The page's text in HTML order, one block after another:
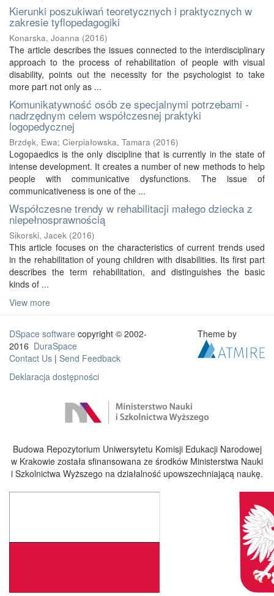
Kierunki poszukiwań teoretycznych i praktycznych w
zakresie tyflopedagogiki
Konarska, Joanna (2016)
The article describes the issues connected to the interdisciplinary
approach to the process of rehabilitation of people with visual
disability, points out the necessity for the psychologist to take
more part not only as ...
Komunikatywność osób ze specjalnymi potrzebami -
nadrzędnym celem współczesnej praktyki
logopedycznej
Brzdęk, Ewa; Cierpiałowska, Tamara (2016)
Logopaedics is the only discipline that is currently in the state of
intense development. It creates a number of new methods to help
people with communicative dysfunctions. The issue of
communicativeness is one of the ...
Współczesne trendy w rehabilitacji małego dziecka z
niepełnosprawnością
Sikorski, Jacek (2016)
This article focuses on the characteristics of current trends used
in the rehabilitation of young children with disabilities. Its first part
describes the term rehabilitation, and distinguishes the basic
kinds of ...
View more
DSpace software copyright © 2002-
2016 DuraSpace
Contact Us | Send Feedback
Deklaracja dostępności
Theme by
Budowa Repozytorium Uniwersytetu Komisji Edukacji Narodowej
w Krakowie została sfinansowana ze środków Ministerstwa Nauki
i Szkolnictwa Wyższego na działalność upowszechniającą naukę.